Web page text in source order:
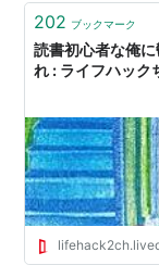
があるのか」と
202 ブックマーク
読書初心者な俺
れ : ライフハック